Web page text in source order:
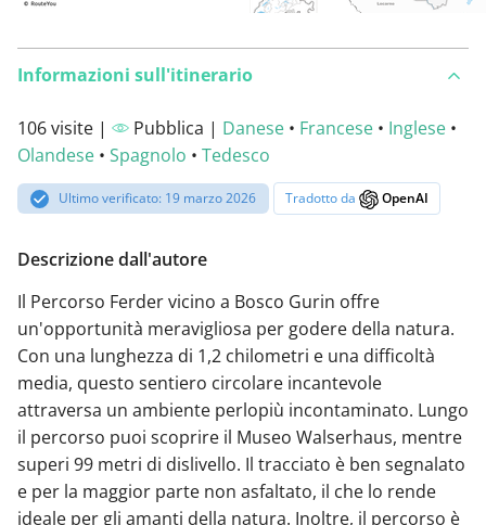
Informazioni sull'itinerario
106 visite | Pubblica | Danese • Francese • Inglese •
Olandese • Spagnolo • Tedesco
Ultimo verificato: 19 marzo 2026 Tradotto da OpenAI
Descrizione dall'autore
Il Percorso Ferder vicino a Bosco Gurin offre
un'opportunità meravigliosa per godere della natura.
Con una lunghezza di 1,2 chilometri e una difficoltà
media, questo sentiero circolare incantevole
attraversa un ambiente perlopiù incontaminato. Lungo
il percorso puoi scoprire il Museo Walserhaus, mentre
superi 99 metri di dislivello. Il tracciato è ben segnalato
e per la maggior parte non asfaltato, il che lo rende
ideale per gli amanti della natura. Inoltre, il percorso è